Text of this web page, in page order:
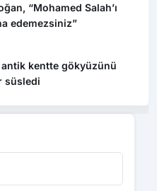
“Mohamed Salah’ı
edemezsiniz”
antik kentte gökyüzünü
süsledi